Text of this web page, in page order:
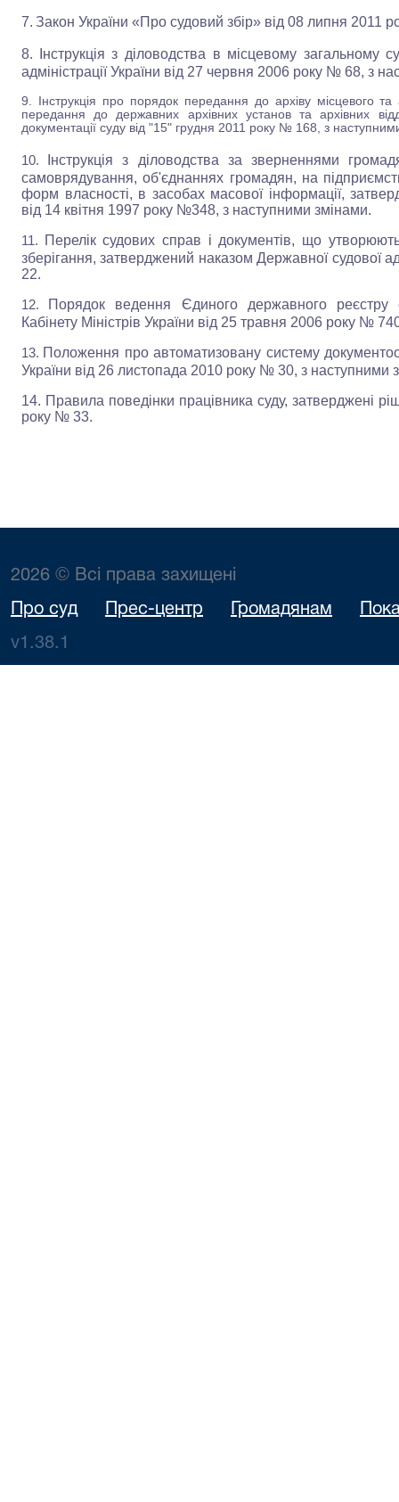
7. Закон України «Про судовий збір» від 08 липня 2011
8.
Інструкція з діловодства в місцевому загальному
адміністрації України від 27 червня 2006 року № 68, з
9. Інструкція про порядок передання до архіву місцевого
передання до державних архівних установ та архівних
документації суду від "15" грудня 2011 року № 168, з
10.
Інструкція з діловодства за зверненнями
самоврядування, об'єднаннях громадян, на
форм власності, в засобах масової інформації,
від 14 квітня 1997 року №348, з наступними змінами.
11.
Перелік судових справ і документів, що
зберігання, затверджений наказом Державної судової
22.
12. Порядок
ведення Єдиного державного реєстру
Кабінету Міністрів України від 25 травня 2006 року №
13. Положення про автоматизовану систему
України від 26 листопада 2010 року № 30, з наступними
14. Правила поведінки працівника суду, затверджені
року № 33.
2026 © Всі права захищені
Про суд Прес-центр Громадянам
v1.38.1